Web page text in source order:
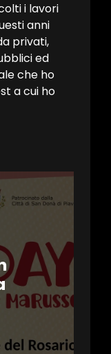
i lavori
anni
privati,
ed
che ho
a cui ho